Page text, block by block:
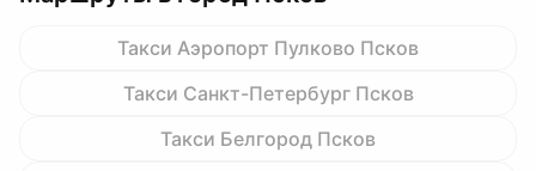
Такси Аэропорт Пулково Псков
Такси Санкт-Петербург Псков
Такси Белгород Псков